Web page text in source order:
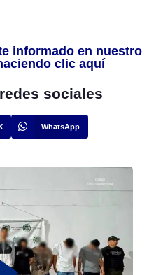
informado en nuestro
clic aquí
sociales
WhatsApp